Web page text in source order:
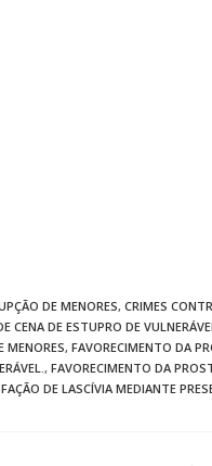
DE MENORES, CRIMES
CENA DE ESTUPRO DE
MENORES, FAVORECIMENTO DA
, FAVORECIMENTO DA
DE LASCÍVIA MEDIANTE